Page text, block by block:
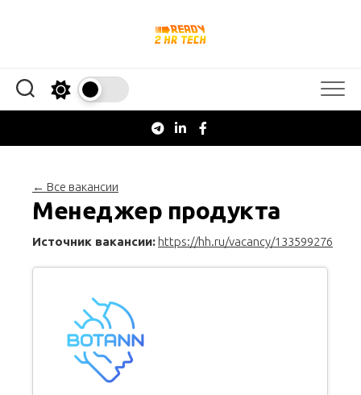
← Все вакансии
Менеджер продукта
Источник вакансии: https://hh.ru/vacancy/133599276